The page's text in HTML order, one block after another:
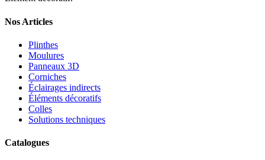
Nos Articles
Plinthes
Moulures
Panneaux 3D
Corniches
Éclairages indirects
Éléments décoratifs
Colles
Solutions techniques
Catalogues